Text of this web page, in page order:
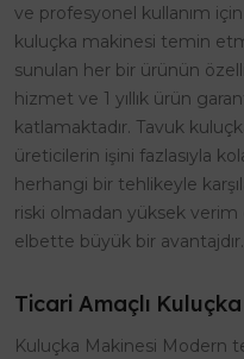
ve profesyonel kullanım
kuluçka makinesi temin
sunulan her bir ürünün
hizmet ve 1 yıllık ürün
katlamaktadır. Tavuk
üreticilerin işini fazlasıyla
herhangi bir tehlikeyle
riski olmadan yüksek
elbette büyük bir avantajdır.
Ticari Amaçlı
Kuluçka Makinesi Modern